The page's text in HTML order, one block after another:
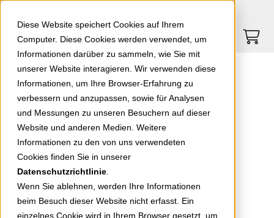
Diese Website speichert Cookies auf Ihrem
Computer. Diese Cookies werden verwendet, um
Informationen darüber zu sammeln, wie Sie mit
unserer Website interagieren. Wir verwenden diese
Informationen, um Ihre Browser-Erfahrung zu
verbessern und anzupassen, sowie für Analysen
und Messungen zu unseren Besuchern auf dieser
Website und anderen Medien. Weitere
Informationen zu den von uns verwendeten
Cookies finden Sie in unserer
Datenschutzrichtlinie
Wenn Sie ablehnen, werden Ihre Informationen
beim Besuch dieser Website nicht erfasst. Ein
einzelnes Cookie wird in Ihrem Browser gesetzt, um
Springe zu Hauptinhalt Springe zum Footer
0
zurück zur Übersicht